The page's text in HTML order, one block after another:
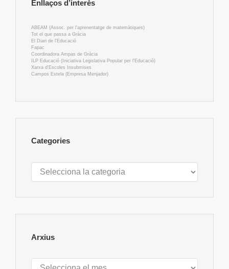
Enllaços d’interès
ABEAM (Assoc. per l'aprenentatge de matemàtiques)
Tot el que passa a Gràcia
El Diari de l'Educació
Fapac
Coordinadora Ampas de Gràcia
ILP Educació (Iniciativa Legislativa Popular per l'Educació)
Xarxa d'Escoles Insubmises
Campos Estela (Empresa Menjador)
Categories
Categories
Arxius
Arxius